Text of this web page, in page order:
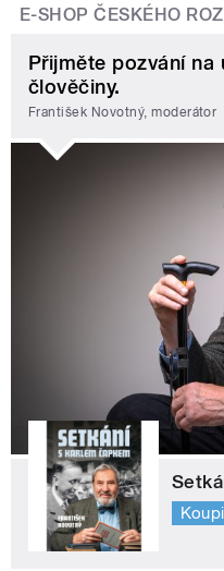
E-SHOP ČESKÉHO
Přijměte pozvání na
člověčiny.
František Novotný, moderátor